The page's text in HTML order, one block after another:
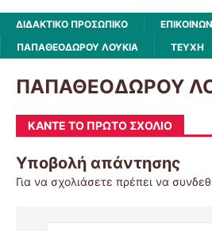
ΔΙΔΑΚΤΙΚΟ ΠΡΟΣΩΠΙΚΟ
ΠΑΠΑΘΕΟΔΩΡΟΥ ΛΟΥΚΙΑ
ΤΕΥΧΗ
ΠΑΠΑΘΕΟΔΩΡΟΥ
ΚΆΝΤΕ ΤΟ ΠΡΏΤΟ ΣΧΌΛΙΟ
Υποβολή απάντησης
Για να σχολιάσετε πρέπει να